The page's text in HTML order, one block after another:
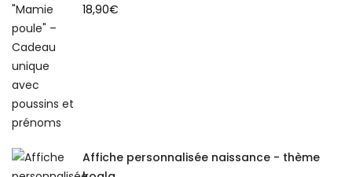
18,90€
Affiche personnalisée naissance - thème